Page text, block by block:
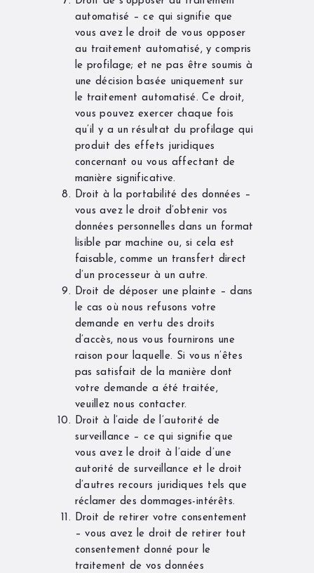
automatisé – ce qui signifie que
vous avez le droit de vous opposer
au traitement automatisé, y compris
le profilage; et ne pas être soumis à
une décision basée uniquement sur
le traitement automatisé. Ce droit,
vous pouvez exercer chaque fois
qu’il y a un résultat du profilage qui
produit des effets juridiques
concernant ou vous affectant de
manière significative.
Droit à la portabilité des données –
vous avez le droit d’obtenir vos
données personnelles dans un format
lisible par machine ou, si cela est
faisable, comme un transfert direct
d’un processeur à un autre.
Droit de déposer une plainte – dans
le cas où nous refusons votre
demande en vertu des droits
d’accès, nous vous fournirons une
raison pour laquelle. Si vous n’êtes
pas satisfait de la manière dont
votre demande a été traitée,
veuillez nous contacter.
Droit à l’aide de l’autorité de
surveillance – ce qui signifie que
vous avez le droit à l’aide d’une
autorité de surveillance et le droit
d’autres recours juridiques tels que
réclamer des dommages-intérêts.
Droit de retirer votre consentement
– vous avez le droit de retirer tout
consentement donné pour le
traitement de vos données